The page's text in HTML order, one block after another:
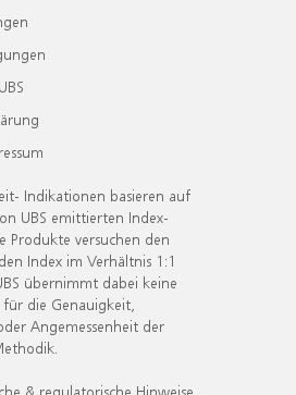
Indikationen basieren auf
UBS emittierten Index-
Produkte versuchen den
Index im Verhältnis 1:1
übernimmt dabei keine
die Genauigkeit,
Angemessenheit der